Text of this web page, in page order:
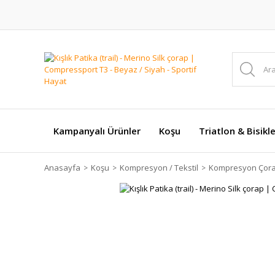
Kampanyalı Ürünler Koşu Triatlon &
Anasayfa Koşu Kompresyon / Tekstil Kompresyon